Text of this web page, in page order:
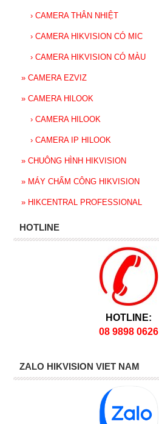
› CAMERA THÂN NHIỆT
› CAMERA HIKVISION CÓ MIC
› CAMERA HIKVISION CÓ MÀU
» CAMERA EZVIZ
» CAMERA HILOOK
› CAMERA HILOOK
› CAMERA IP HILOOK
» CHUÔNG HÌNH HIKVISION
» MÁY CHẤM CÔNG HIKVISION
» HIKCENTRAL PROFESSIONAL
HOTLINE
HOTLINE:
08 9898 0626
ZALO HIKVISION VIET NAM